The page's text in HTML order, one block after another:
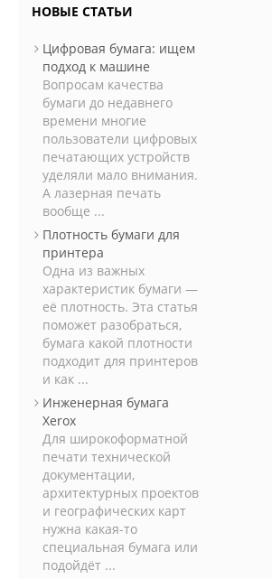
НОВЫЕ СТАТЬИ
Цифровая бумага: ищем
подход к машине
Вопросам качества
бумаги до недавнего
времени многие
пользователи цифровых
печатающих устройств
уделяли мало внимания.
А лазерная печать
вообще ...
Плотность бумаги для
принтера
Одна из важных
характеристик бумаги —
её плотность. Эта статья
поможет разобраться,
бумага какой плотности
подходит для принтеров
и как ...
Инженерная бумага
Xerox
Для широкоформатной
печати технической
документации,
архитектурных проектов
и географических карт
нужна какая-то
специальная бумага или
подойдёт ...